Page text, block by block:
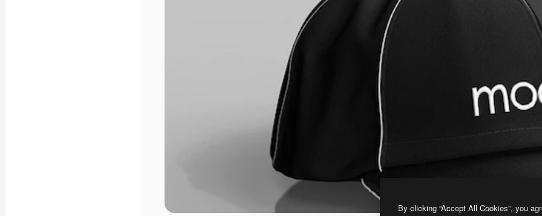
By clicking “Accept All Cookies”, you